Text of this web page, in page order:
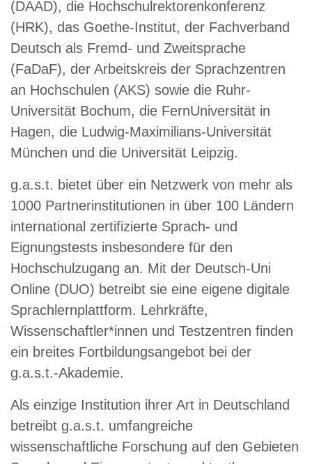
(DAAD), die Hochschulrektorenkonferenz
(HRK), das Goethe-Institut, der Fachverband
Deutsch als Fremd- und Zweitsprache
(FaDaF), der Arbeitskreis der Sprachzentren
an Hochschulen (AKS) sowie die Ruhr-
Universität Bochum, die FernUniversität in
Hagen, die Ludwig-Maximilians-Universität
München und die Universität Leipzig.
g.a.s.t. bietet über ein Netzwerk von mehr als
1000 Partnerinstitutionen in über 100 Ländern
international zertifizierte Sprach- und
Eignungstests insbesondere für den
Hochschulzugang an. Mit der Deutsch-Uni
Online (DUO) betreibt sie eine eigene digitale
Sprachlernplattform. Lehrkräfte,
Wissenschaftler*innen und Testzentren finden
ein breites Fortbildungsangebot bei der
g.a.s.t.-Akademie.
Als einzige Institution ihrer Art in Deutschland
betreibt g.a.s.t. umfangreiche
wissenschaftliche Forschung auf den Gebieten